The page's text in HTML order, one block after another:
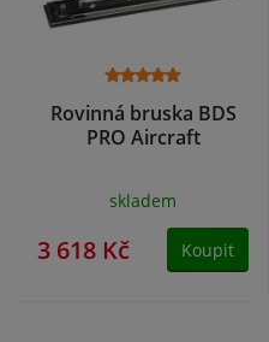
Rovinná bruska BDS
PRO Aircraft
skladem
3 618 Kč Koupit